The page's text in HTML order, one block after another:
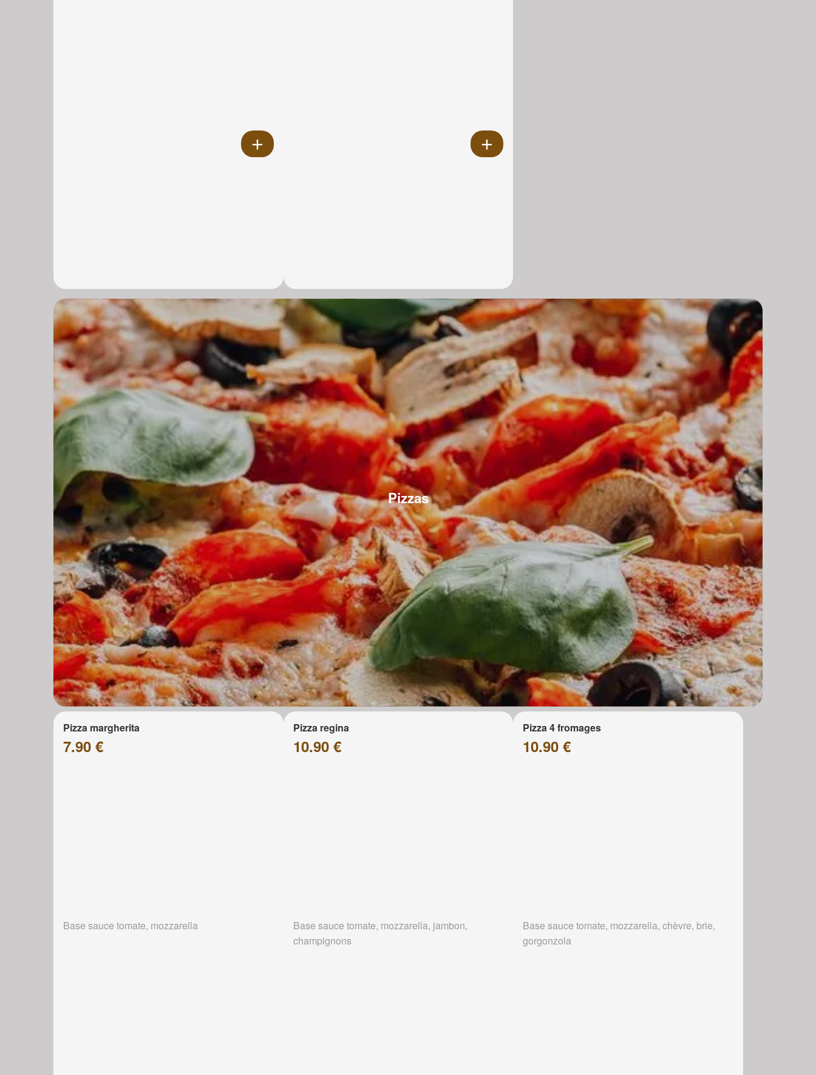
Pizzas
Pizza margherita
7.90 €
Base sauce tomate, mozzarella
Pizza regina
10.90 €
Base sauce tomate, mozzarella, jambon,
champignons
Pizza 4 fromages
10.90 €
Base sauce tomate, mozzarella, chèvre, brie,
gorgonzola